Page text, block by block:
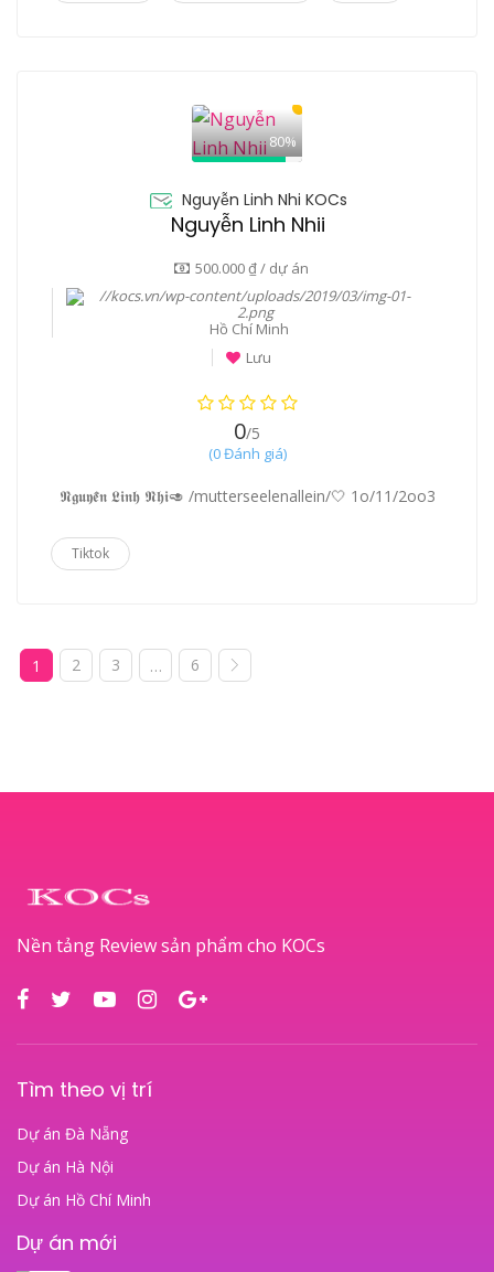
80%
Nguyễn Linh Nhi KOCs
Nguyễn Linh Nhii
500.000 ₫ / dự án
Hồ Chí Minh
Lưu
0/5
(0 Đánh giá)
𝕹𝖌𝖚𝖞𝖊̂̃𝖓 𝕷𝖎𝖓𝖍 𝕹𝖍𝖎🥑 /mutterseelenallein/🤍 1o/11/2oo3
Tiktok
1 2 3 … 6
Nền tảng Review sản phẩm cho KOCs
Tìm theo vị trí
Dự án Đà Nẵng
Dự án Hà Nội
Dự án Hồ Chí Minh
Dự án mới